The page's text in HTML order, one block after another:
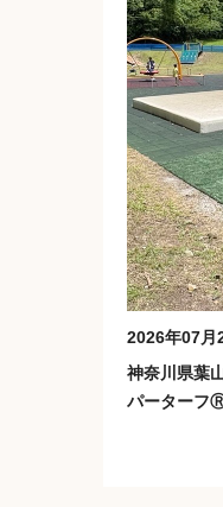
2026年07月
神奈川県葉
パーターフ